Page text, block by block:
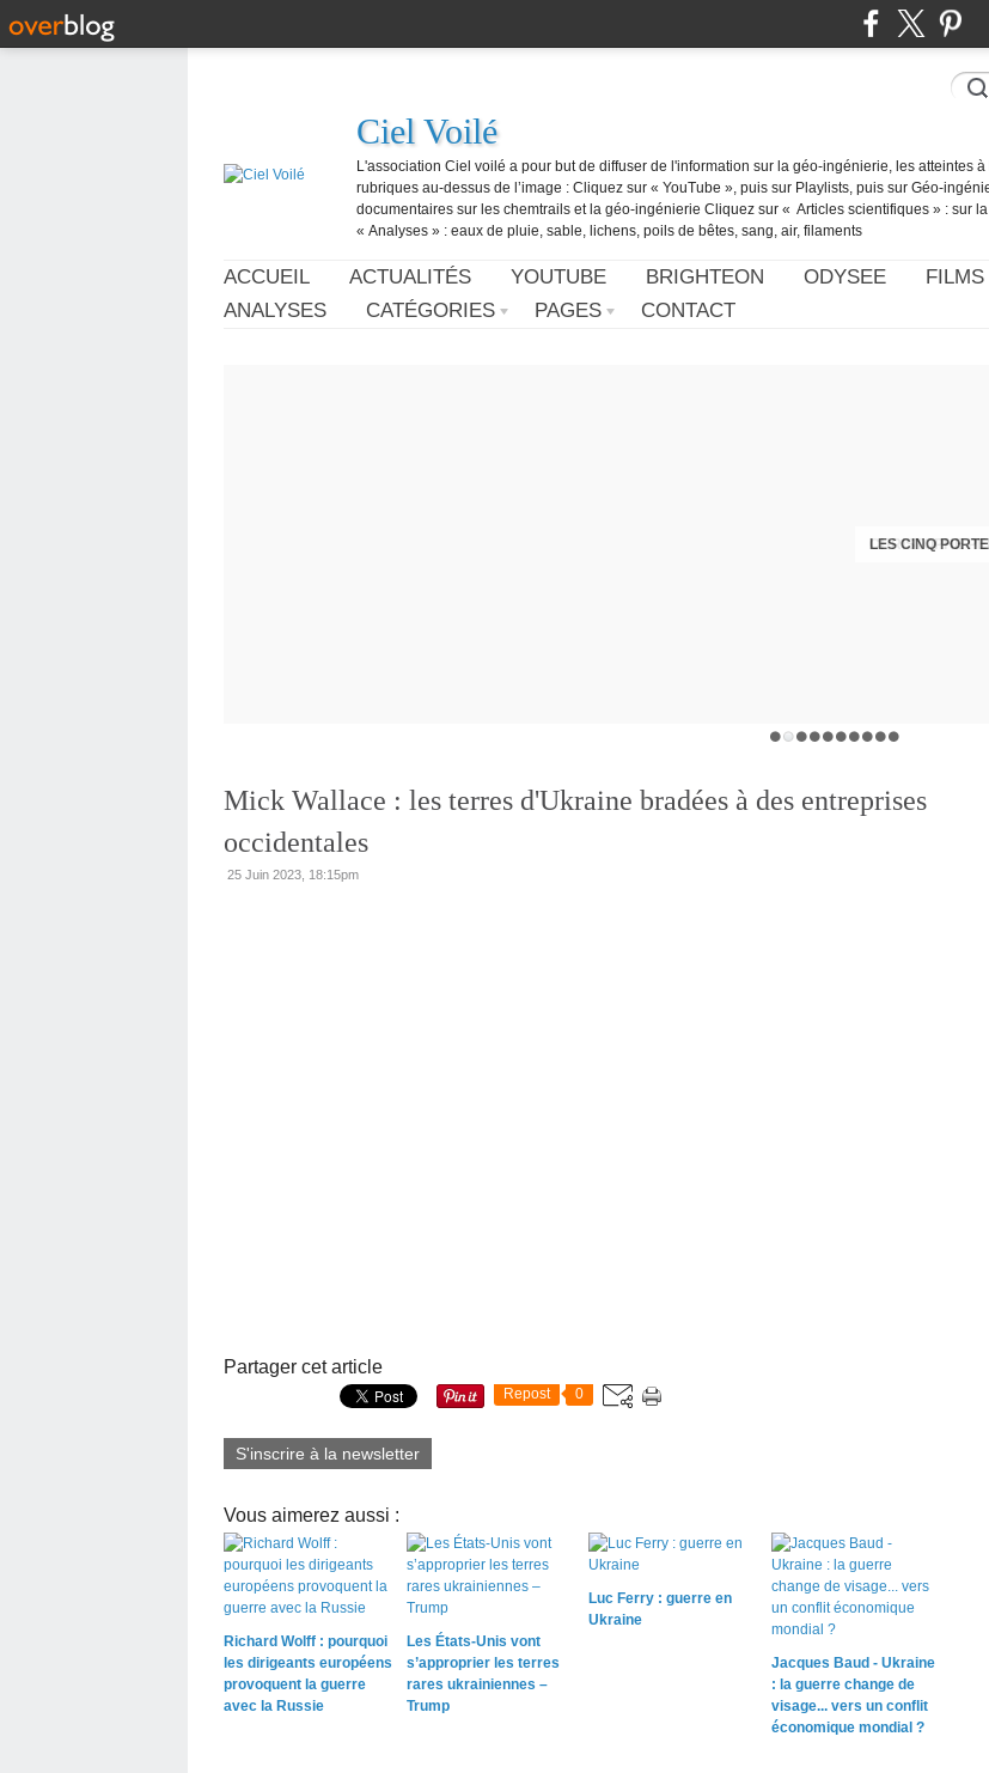
Ciel Voilé
L'association Ciel voilé a pour but de diffuser de l'information sur la géo-ingénierie, les atteintes
rubriques au-dessus de l’image : Cliquez sur « YouTube », puis sur Playlists, puis sur Géo-
documentaires sur les chemtrails et la géo-ingénierie Cliquez sur « Articles scientifiques » : sur
« Analyses » : eaux de pluie, sable, lichens, poils de bêtes, sang, air, filaments
ACCUEIL ACTUALITÉS YOUTUBE BRIGHTEON ODYSEE FILMS
ANALYSES
CATÉGORIES PAGES CONTACT
LES CINQ
CHRISTOPHE
Mick Wallace : les terres d'Ukraine bradées à des entreprises
occidentales
25 Juin 2023, 18:15pm
Partager cet article
Repost 0
S'inscrire à la newsletter
Vous aimerez aussi :
Richard Wolff : pourquoi
les dirigeants européens
provoquent la guerre
avec la Russie
Les États-Unis vont
s’approprier les terres
rares ukrainiennes –
Trump
Luc Ferry : guerre en
Ukraine
Jacques Baud - Ukraine
: la guerre change de
visage... vers un conflit
économique mondial ?